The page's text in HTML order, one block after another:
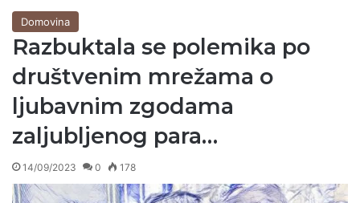
Domovina
Razbuktala se polemika po
društvenim mrežama o
ljubavnim zgodama
zaljubljenog para…
14/09/2023 0 178